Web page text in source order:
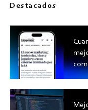
Destacados